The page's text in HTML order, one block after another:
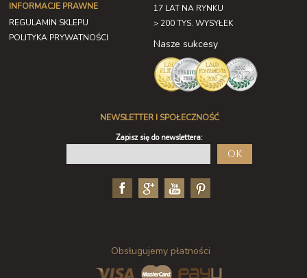
INFORMACJE PRAWNE
REGULAMIN SKLEPU
POLITYKA PRYWATNOŚCI
17 LAT NA RYNKU
> 200 TYS. WYSYŁEK
Nasze sukcesy
NEWSLETTER I SPOŁECZNOŚĆ
Zapisz się do newslettera:
OK
Obsługujemy płatności